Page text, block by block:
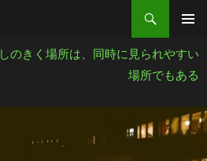
のきく場所は、同時に見られやすい
場所でもある